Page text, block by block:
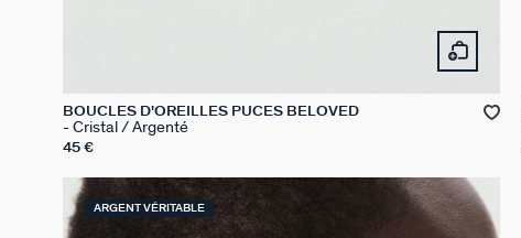
BOUCLES D'OREILLES PUCES BELOVED
Cristal / Argenté
45 €
ARGENT VÉRITABLE